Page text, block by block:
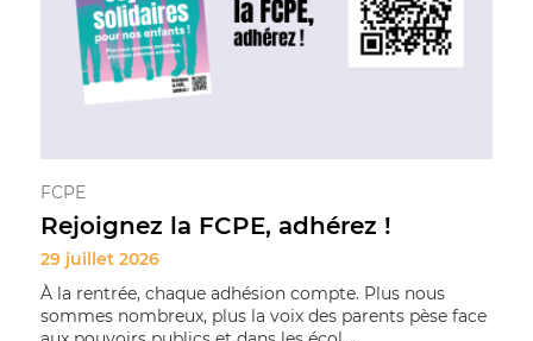
FCPE
Rejoignez la FCPE, adhérez !
29 juillet 2026
À la rentrée, chaque adhésion compte. Plus nous
sommes nombreux, plus la voix des parents pèse face